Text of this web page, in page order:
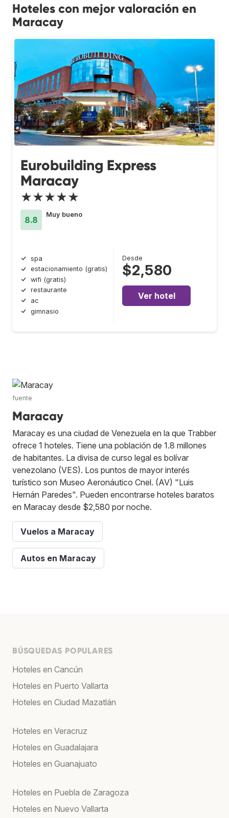
Hoteles con mejor valoración en
Maracay
Eurobuilding Express
Maracay
★★★★★
8.8
Muy bueno
spa
estacionamiento (gratis)
wifi (gratis)
restaurante
ac
gimnasio
Desde
$2,580
Ver hotel
fuente
Maracay
Maracay es una ciudad de Venezuela en la que Trabber
ofrece 1 hoteles. Tiene una población de 1.8 millones
de habitantes. La divisa de curso legal es bolívar
venezolano (VES). Los puntos de mayor interés
turístico son Museo Aeronáutico Cnel. (AV) "Luis
Hernán Paredes". Pueden encontrarse hoteles baratos
en Maracay desde $2,580 por noche.
Vuelos a Maracay
Autos en Maracay
BÚSQUEDAS POPULARES
Hoteles en Cancún
Hoteles en Puerto Vallarta
Hoteles en Ciudad Mazatlán
Hoteles en Veracruz
Hoteles en Guadalajara
Hoteles en Guanajuato
Hoteles en Puebla de Zaragoza
Hoteles en Nuevo Vallarta